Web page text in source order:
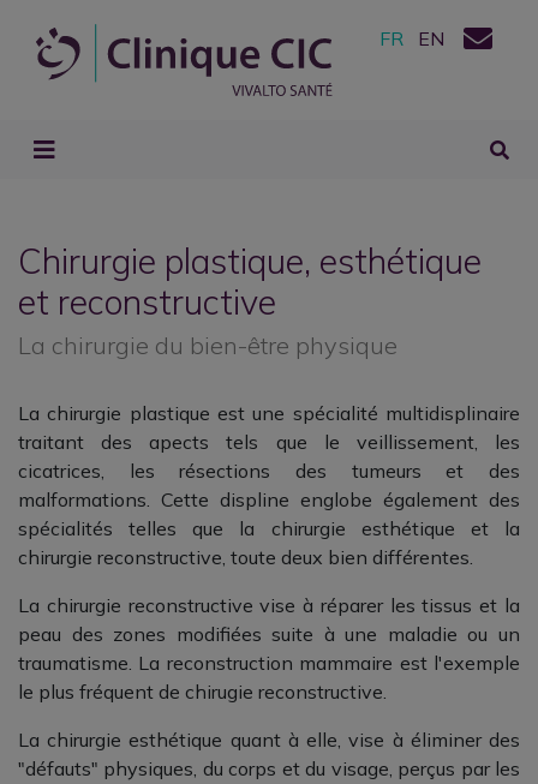
FR EN
Chirurgie plastique, esthétique
et reconstructive
La chirurgie du bien-être physique
La chirurgie plastique est une spécialité multidisplinaire
traitant des apects tels que le veillissement, les
cicatrices, les résections des tumeurs et des
malformations. Cette displine englobe également des
spécialités telles que la chirurgie esthétique et la
chirurgie reconstructive, toute deux bien différentes.
La chirurgie reconstructive vise à réparer les tissus et la
peau des zones modifiées suite à une maladie ou un
traumatisme. La reconstruction mammaire est l'exemple
le plus fréquent de chirugie reconstructive.
La chirurgie esthétique quant à elle, vise à éliminer des
"défauts" physiques, du corps et du visage, perçus par les